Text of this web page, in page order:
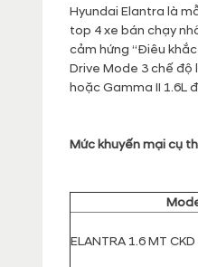
Hyundai Elantra là
top 4 xe bán chạy
cảm hứng “Điêu
Drive Mode 3 chế độ
hoặc Gamma II 1.6L
Mức khuyến mại cụ
ELANTRA 1.6 MT CKD